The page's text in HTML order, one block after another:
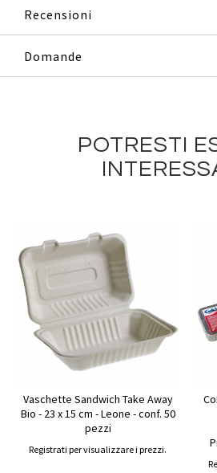
Recensioni
Domande
POTRESTI
Vaschette Sandwich Take Away
Bio - 23 x 15 cm - Leone - conf. 50
pezzi
Registrati per visualizzare i prezzi.